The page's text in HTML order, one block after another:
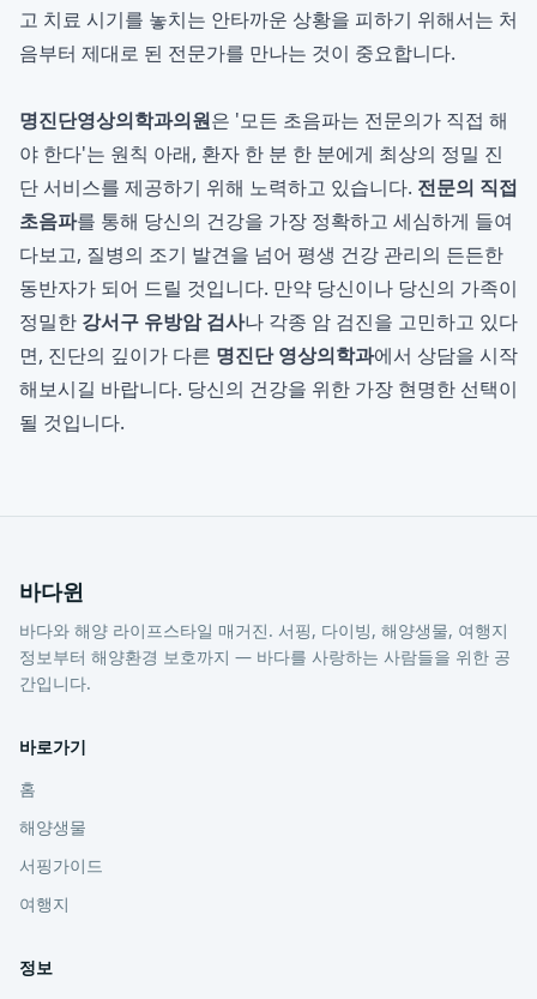
고 치료 시기를 놓치는 안타까운 상황을 피하기 위해서는 처
음부터 제대로 된 전문가를 만나는 것이 중요합니다.
명진단영상의학과의원은 '모든 초음파는 전문의가 직접 해
야 한다'는 원칙 아래, 환자 한 분 한 분에게 최상의 정밀 진
단 서비스를 제공하기 위해 노력하고 있습니다. 전문의 직접
초음파를 통해 당신의 건강을 가장 정확하고 세심하게 들여
다보고, 질병의 조기 발견을 넘어 평생 건강 관리의 든든한
동반자가 되어 드릴 것입니다. 만약 당신이나 당신의 가족이
정밀한 강서구 유방암 검사나 각종 암 검진을 고민하고 있다
면, 진단의 깊이가 다른 명진단 영상의학과에서 상담을 시작
해보시길 바랍니다. 당신의 건강을 위한 가장 현명한 선택이
될 것입니다.
바다윈
바다와 해양 라이프스타일 매거진. 서핑, 다이빙, 해양생물, 여행지
정보부터 해양환경 보호까지 — 바다를 사랑하는 사람들을 위한 공
간입니다.
바로가기
홈
해양생물
서핑가이드
여행지
정보